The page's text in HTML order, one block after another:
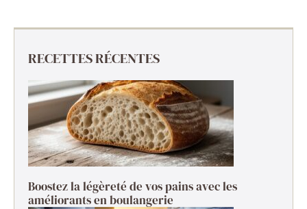
RECETTES RÉCENTES
Boostez la légèreté de vos pains avec les
améliorants en boulangerie